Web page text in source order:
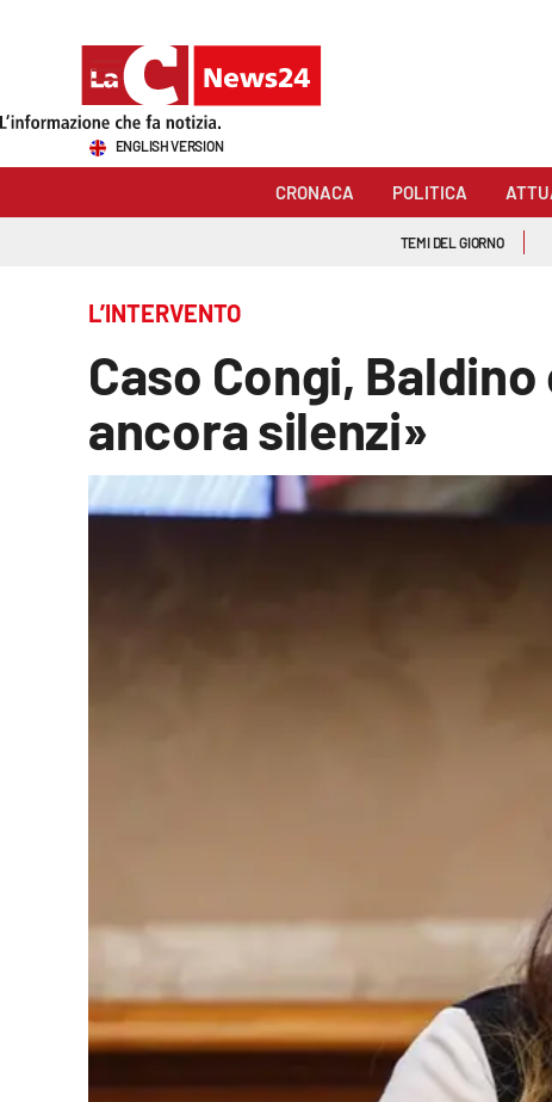
Sezioni
Economia e lavoro
Italia Mondo
ENGLISH VERSION
CRONACA POLITICA
TEMI DEL GIORNO
L’INTERVENTO
Caso Congi,
ancora silenzi»